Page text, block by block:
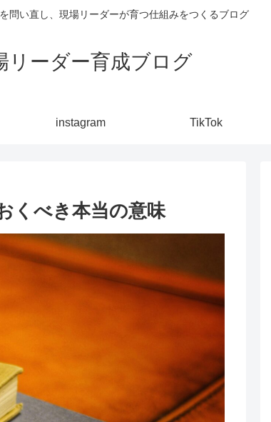
問い直し、現場リーダーが育つ仕組みをつくるブログ
リーダー育成ブログ
instagram TikTok
くべき本当の意味